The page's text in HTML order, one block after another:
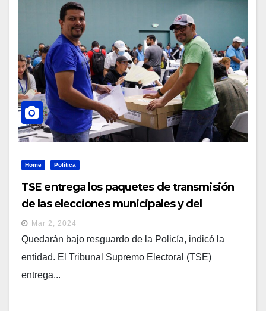
Home Política
TSE entrega los paquetes de transmisión
de las elecciones municipales y del
Parlacen
Mar 2, 2024
Quedarán bajo resguardo de la Policía, indicó la
entidad. El Tribunal Supremo Electoral (TSE)
entrega...